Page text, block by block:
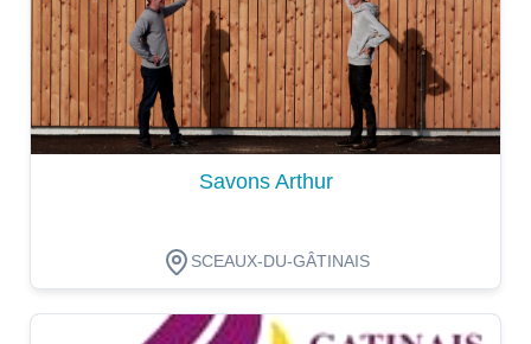
Savons Arthur
SCEAUX-DU-GÂTINAIS